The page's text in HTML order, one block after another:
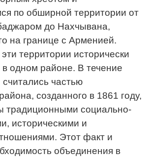
по обширной территории от
до Нахчывана,
на границе с Арменией.
территории исторически
в одном районе. В течение
частью
созданного в 1861 году,
традиционными социально-
историческими и
Этот факт и
объединения в